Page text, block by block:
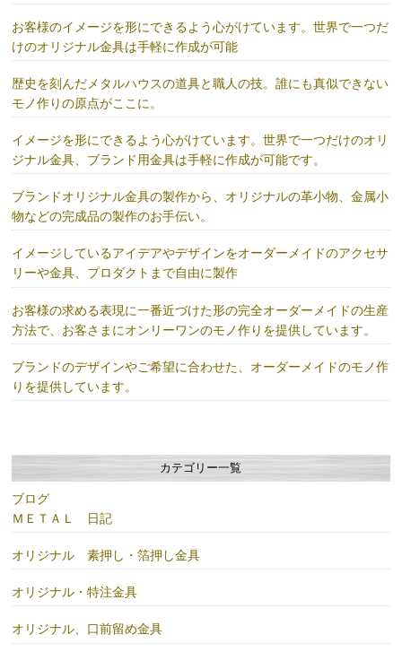
お客様のイメージを形にできるよう心がけています。世界で一つだ
けのオリジナル金具は手軽に作成が可能
歴史を刻んだメタルハウスの道具と職人の技。誰にも真似できない
モノ作りの原点がここに。
イメージを形にできるよう心がけています。世界で一つだけのオリ
ジナル金具、ブランド用金具は手軽に作成が可能です。
ブランドオリジナル金具の製作から、オリジナルの革小物、金属小
物などの完成品の製作のお手伝い。
イメージしているアイデアやデザインをオーダーメイドのアクセサ
リーや金具、プロダクトまで自由に製作
お客様の求める表現に一番近づけた形の完全オーダーメイドの生産
方法で、お客さまにオンリーワンのモノ作りを提供しています。
ブランドのデザインやご希望に合わせた、オーダーメイドのモノ作
りを提供しています。
カテゴリー一覧
ブログ
ＭＥＴＡＬ 日記
オリジナル 素押し・箔押し金具
オリジナル・特注金具
オリジナル、口前留め金具